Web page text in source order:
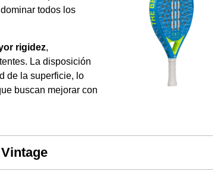
todos los
rigidez,
La disposición
de la superficie, lo
buscan mejorar con